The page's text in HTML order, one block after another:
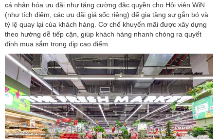
cá nhân hóa ưu đãi như tăng cường đặc quyền cho Hội viên WiN
(như tích điểm, các ưu đãi giá sốc riêng) để gia tăng sự gắn bó và
tỷ lệ quay lại của khách hàng. Cơ chế khuyến mãi được xây dựng
theo hướng dễ tiếp cận, giúp khách hàng nhanh chóng ra quyết
định mua sắm trong dịp cao điểm.